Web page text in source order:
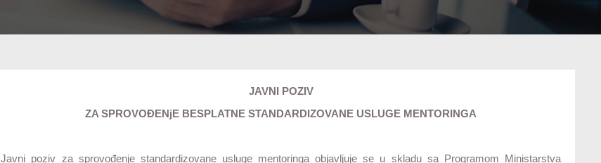
JAVNI POZIV
ZA SPROVOĐENjE BESPLATNE STANDARDIZOVANE USLUGE MENTORINGA
Javni poziv za sprovođenje standardizovane usluge mentoringa objavljuje se u skladu sa Programom Ministarstva